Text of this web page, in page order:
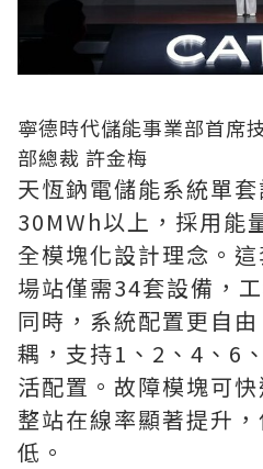
寧德時代儲能事業部首席
部總裁 許金梅
天恆鈉電儲能系統單
30MWh以上，採用能
全模塊化設計理念。
場站僅需34套設備，
同時，系統配置更自
耦，支持1、2、4、6
活配置。故障模塊可快
整站在線率顯著提升
低。